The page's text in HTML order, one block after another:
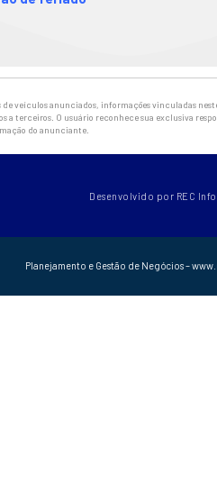
veículos anunciados, informações vinculadas
terceiros. O usuário reconhece sua exclusiva
do anunciante.
Desenvolvido por REC
Planejamento e Gestão de Negócios –